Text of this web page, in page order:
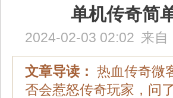
单机传奇简
2024-02-03 02:02 来自
文章导读： 热血传奇微
否会惹怒传奇玩家，问